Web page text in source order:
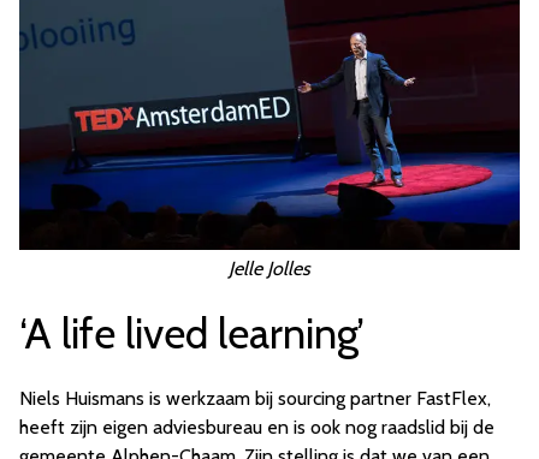
Jelle Jolles
‘A life lived learning’
Niels Huismans is werkzaam bij sourcing partner FastFlex,
heeft zijn eigen adviesbureau en is ook nog raadslid bij de